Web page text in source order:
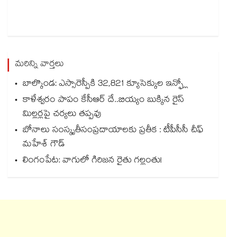
మరిన్ని వార్తలు
బాల్కొండ: ఎస్సారెస్పీకి 32,821 క్యూసెక్కుల ఇన్ఫ్లో
కాళేశ్వరం పాపం కేసీఆర్ దే..బియ్యం బుక్కిన రైస్
మిల్లర్లపై చర్యలు తప్పవు
బోనాలు సంస్కృతీసంప్రదాయాలకు ప్రతీక : టీపీసీసీ చీఫ్‌‌‌‌‌‌‌‌‌‌‌‌‌‌‌‌
మహేశ్‌‌‌‌‌‌‌‌ గౌడ్‌‌‌‌‌‌‌‌‌‌‌‌‌‌‌‌
లింగంపేట: వాగులో గిరిజన రైతు గల్లంతు!